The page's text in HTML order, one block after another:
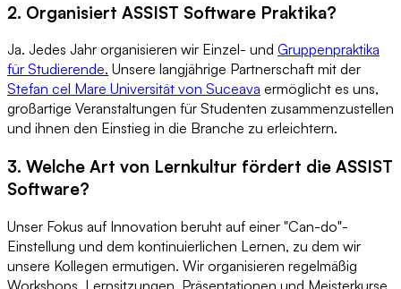
2. Organisiert ASSIST Software Praktika?
Ja. Jedes Jahr organisieren wir Einzel- und Gruppenpraktika
für Studierende. Unsere langjährige Partnerschaft mit der
Stefan cel Mare Universität von Suceava ermöglicht es uns,
großartige Veranstaltungen für Studenten zusammenzustellen
und ihnen den Einstieg in die Branche zu erleichtern.
3. Welche Art von Lernkultur fördert die ASSIST
Software?
Unser Fokus auf Innovation beruht auf einer "Can-do"-
Einstellung und dem kontinuierlichen Lernen, zu dem wir
unsere Kollegen ermutigen. Wir organisieren regelmäßig
Workshops, Lernsitzungen, Präsentationen und Meisterkurse.